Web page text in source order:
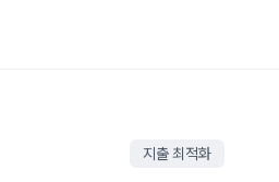
지출 최적화